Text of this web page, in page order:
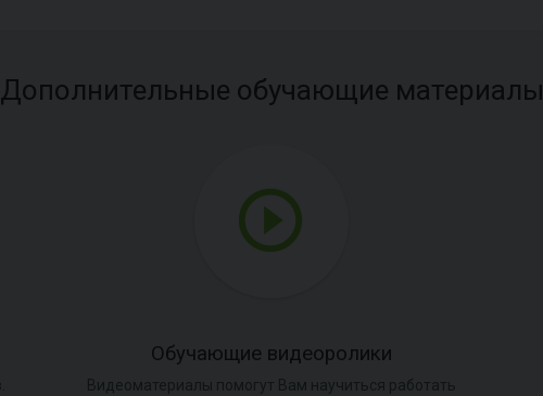
Дополнительные обучающие материалы
Обучающие видеоролики